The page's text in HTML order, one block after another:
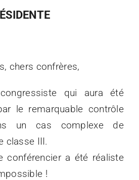
chers confrères,
qui aura été
le remarquable contrôle
un cas complexe de
classe III.
conférencier a été réaliste
!